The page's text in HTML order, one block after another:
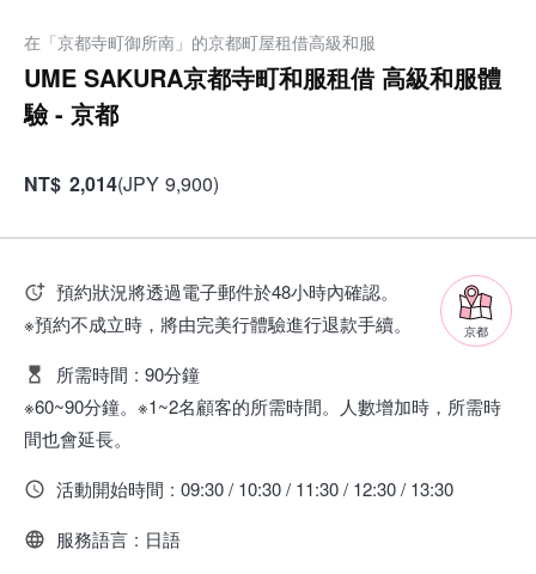
在「京都寺町御所南」的京都町屋租借高級和服
UME SAKURA京都寺町和服租借 高級和服體
驗 - 京都
NT$ 2,014(JPY 9,900)
京都
預約狀況將透過電子郵件於48小時內確認。
※預約不成立時，將由完美行體驗進行退款手續。
所需時間 : 90分鐘
※60~90分鐘。※1~2名顧客的所需時間。人數增加時，所需時
間也會延長。
活動開始時間 : 09:30 / 10:30 / 11:30 / 12:30 / 13:30
服務語言 : 日語